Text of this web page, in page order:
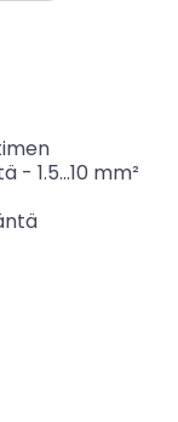
- 1.5...10 mm²